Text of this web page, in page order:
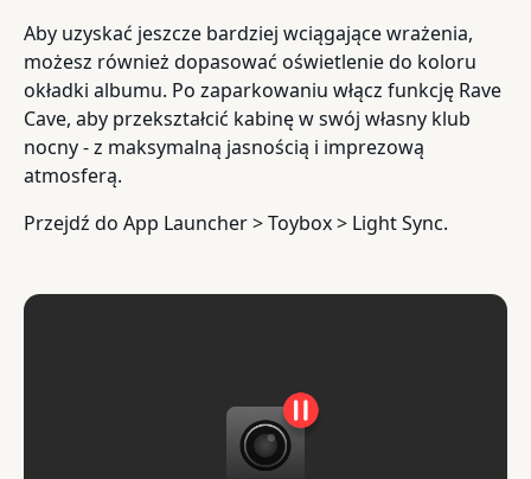
Aby uzyskać jeszcze bardziej wciągające wrażenia,
możesz również dopasować oświetlenie do koloru
okładki albumu. Po zaparkowaniu włącz funkcję Rave
Cave, aby przekształcić kabinę w swój własny klub
nocny - z maksymalną jasnością i imprezową
atmosferą.
Przejdź do App Launcher > Toybox > Light Sync.